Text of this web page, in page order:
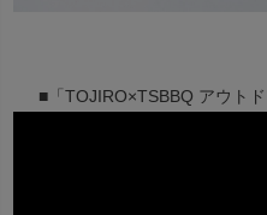
■「TOJIRO×TSBBQ アウト